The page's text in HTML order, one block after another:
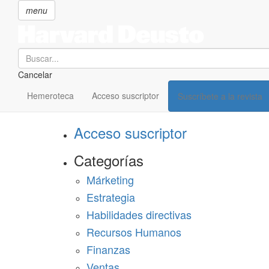
menu
Search
Cancelar
Hemeroteca Acceso suscriptor Suscríbete a la revista
SECCIONES
Suscríbete a Harvard Deusto
Acceso suscriptor
Categorías
Márketing
Estrategia
Habilidades directivas
Recursos Humanos
Finanzas